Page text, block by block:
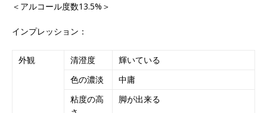
＜アルコール度数13.5%＞
インプレッション：
外観 清澄度
輝いている
色の濃淡
中庸
粘度の高
脚が出来る